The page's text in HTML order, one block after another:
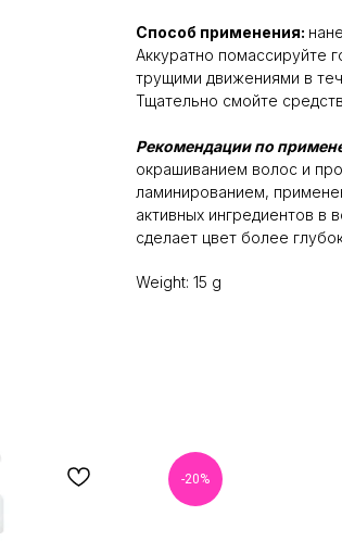
Способ применения:
Аккуратно помассируйте
трущими движениями в
Тщательно смойте
Рекомендации по
окрашиванием волос и
ламинированием,
активных ингредиентов в
сделает цвет более
Weight: 15 g
-20%